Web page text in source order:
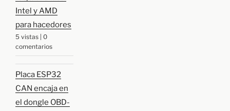
Intel y AMD
para hacedores
5 vistas 0
comentarios
Placa ESP32
CAN encaja en
el dongle OBD-